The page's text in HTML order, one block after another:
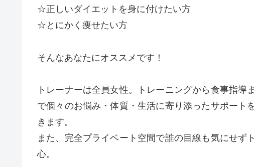
☆正しいダイエットを身に付けたい方
☆とにかく痩せたい方
そんなあなたにオススメです！
トレーナーは全員女性。トレーニングから食事指導
で個々のお悩み・体質・生活に寄り添ったサポート
きます。
また、完全プライベート空間で誰の目線も気にせ
心。